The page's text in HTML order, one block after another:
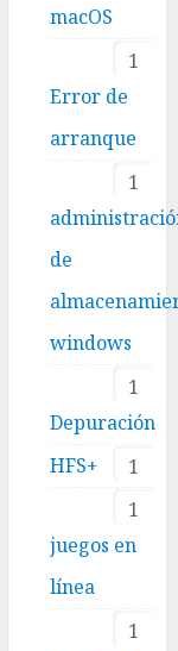
macOS
1
Error de
arranque
1
de
windows
1
Depuración
1
HFS+
1
juegos en
línea
1